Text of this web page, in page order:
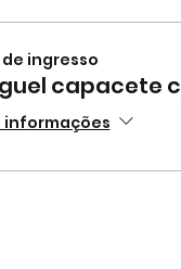
de ingresso
capacete
informações